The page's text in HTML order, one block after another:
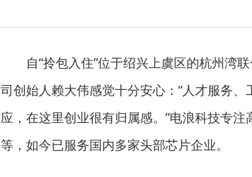
自“拎包入住”位于绍兴上虞区的杭州湾
司创始人赖大伟感觉十分安心：“人才服务
应，在这里创业很有归属感。”电浪科技专
等，如今已服务国内多家头部芯片企业。